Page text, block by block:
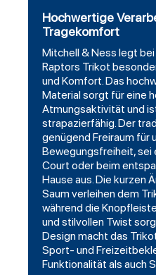
Hochwertige
Tragekomfort
Mitchell & Ness legt
Raptors Trikot
und Komfort. Das
Material sorgt für eine
Atmungsaktivität und
strapazierfähig. Der
genügend Freiraum für
Bewegungsfreiheit, sei
Court oder beim
Hause aus. Die kurzen
Saum verleihen dem
während die
und stilvollen Twist
Design macht das
Sport- und
Funktionalität als auch